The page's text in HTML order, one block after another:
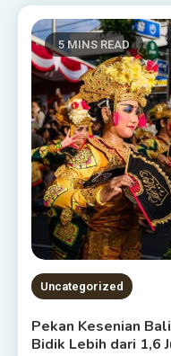
5 MINS READ
Uncategorized
Pekan Kesenian
Bidik Lebih dari 1,6